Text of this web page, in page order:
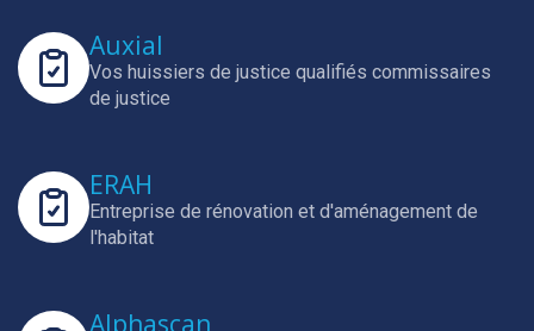
Auxial
Vos huissiers de justice qualifiés commissaires
de justice
ERAH
Entreprise de rénovation et d'aménagement de
l'habitat
Alphascan